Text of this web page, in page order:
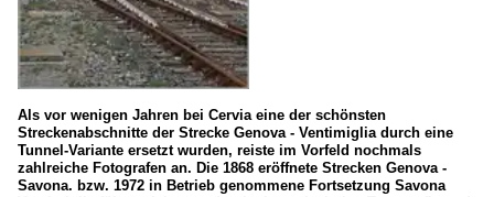
Als vor wenigen Jahren bei Cervia eine der schönsten
Streckenabschnitte der Strecke Genova - Ventimiglia durch eine
Tunnel-Variante ersetzt wurden, reiste im Vorfeld nochmals
zahlreiche Fotografen an. Die 1868 eröffnete Strecken Genova -
Savona. bzw. 1972 in Betrieb genommene Fortsetzung Savona